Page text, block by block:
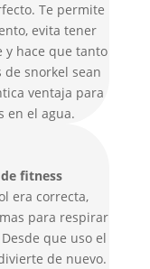
Te permite
evita tener
y hace que tanto
snorkel sean
ventaja para
en el agua.
era correcta,
para respirar
que uso el
de nuevo.
fitness